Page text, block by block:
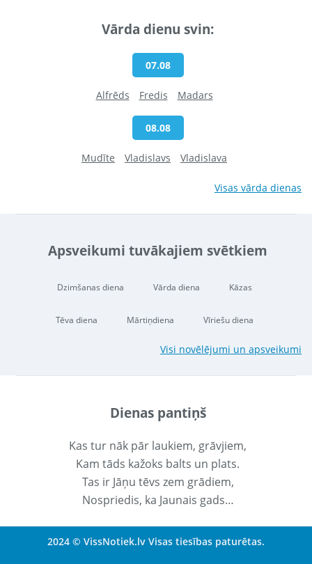
Vārda dienu svin:
07.08
Alfrēds Fredis Madars
08.08
Mudīte Vladislavs Vladislava
Visas vārda dienas
Apsveikumi tuvākajiem svētkiem
Dzimšanas diena Vārda diena Kāzas
Tēva diena Mārtiņdiena Vīriešu diena
Visi novēlējumi un apsveikumi
Dienas pantiņš
Kas tur nāk pār laukiem, grāvjiem,
Kam tāds kažoks balts un plats.
Tas ir Jāņu tēvs zem grādiem,
Nospriedis, ka Jaunais gads…
2024 © VissNotiek.lv Visas tiesības paturētas.